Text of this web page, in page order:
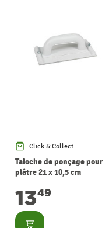
Click & Collect
Taloche de ponçage pour
plâtre 21 x 10,5 cm
1349
Consulter